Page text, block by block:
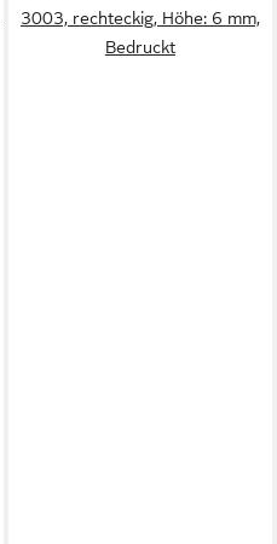
3003, rechteckig, Höhe: 6 mm,
Bedruckt